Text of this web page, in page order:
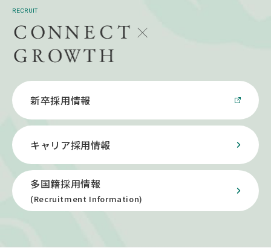
RECRUIT
新卒採用情報
キャリア採用情報
多国籍採用情報
(Recruitment Information)